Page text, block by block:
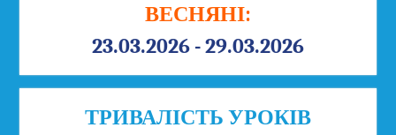
ВЕСНЯНІ:
23.03.2026 - 29.03.2026
ТРИВАЛІСТЬ УРОКІВ